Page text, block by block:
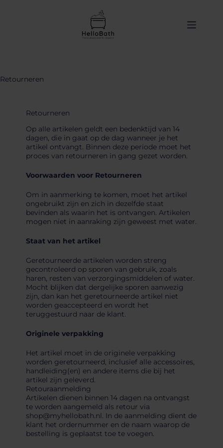
Retourneren
Retourneren
Op alle artikelen geldt een bedenktijd van 14
dagen, die in gaat op de dag wanneer je het
artikel ontvangt. Binnen deze periode moet het
proces van retourneren in gang gezet worden.
Voorwaarden voor Retourneren
Om in aanmerking te komen, moet het artikel
ongebruikt zijn en zich in dezelfde staat
bevinden als waarin het is ontvangen. Artikelen
mogen niet in aanraking zijn geweest met water.
Staat van het artikel
Geretourneerde artikelen worden streng
gecontroleerd op sporen van gebruik, zoals
haren, resten van verzorgingsmiddelen of water.
Mocht blijken dat dergelijke sporen aanwezig
zijn, dan kan het geretourneerde artikel niet
worden geaccepteerd en wordt het
teruggestuurd naar de klant.
Originele verpakking
Het artikel moet in de originele verpakking
worden geretourneerd, inclusief alle accessoires,
handleiding(en) en andere items die bij het
artikel zijn geleverd.
Retouraanmelding
Artikelen dienen binnen 14 dagen na ontvangst
te worden aangemeld als retour via
shop@myhellobath.nl. In de aanmelding dient de
klant het ordernummer en de naam waarop de
bestelling is geplaatst toe te voegen.